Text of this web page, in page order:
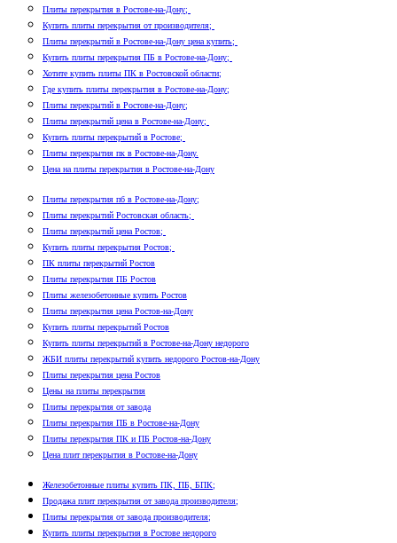
Плиты перекрытия в Ростове-на-Дону;
Купить плиты перекрытия от производителя;
Плиты перекрытий в Ростове-на-Дону цена купить;
Купить плиты перекрытия ПБ в Ростове-на-Дону;
Хотите купить плиты ПК в Ростовской области;
Где купить плиты перекрытия в Ростове-на-Дону;
Плиты перекрытий в Ростове-на-Дону;
Плиты перекрытий цена в Ростове-на-Дону;
Купить плиты перекрытий в Ростове;
Плиты перекрытия пк в Ростове-на-Дону.
Цена на плиты перекрытия в Ростове-на-Дону
Плиты перекрытия пб в Ростове-на-Дону;
Плиты перекрытий Ростовская область;
Плиты перекрытий цена Ростов;
Купить плиты перекрытия Ростов;
ПК плиты перекрытий Ростов
Плиты перекрытия ПБ Ростов
Плиты железобетонные купить Ростов
Плиты перекрытия цена Ростов-на-Дону
Купить плиты перекрытий Ростов
Купить плиты перекрытий в Ростове-на-Дону недорого
ЖБИ плиты перекрытий купить недорого Ростов-на-Дону
Плиты перекрытия цена Ростов
Цены на плиты перекрытия
Плиты перекрытия от завода
Плиты перекрытия ПБ в Ростове-на-Дону
Плиты перекрытия ПК и ПБ Ростов-на-Дону
Цена плит перекрытия в Ростове-на-Дону
Железобетонные плиты купить ПК, ПБ, БПК;
Продажа плит перекрытия от завода производителя;
Плиты перекрытия от завода производителя;
Купить плиты перекрытия в Ростове недорого